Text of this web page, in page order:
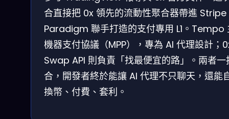
合直接把 0x 領先的流動性聚合器帶進 Stripe
Paradigm 聯手打造的支付專用 L1。Tempo
機器支付協議（MPP），專為 AI 代理設計；
Swap API 則負責「找最便宜的路」。兩者一
合，開發者終於能讓 AI 代理不只聊天，還能
換幣、付費、套利。